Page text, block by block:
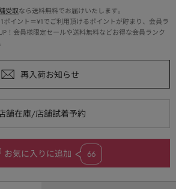
受取なら送料無料でお届けいたします。
ポイント＝¥1でご利用頂けるポイントが貯まり、会員ラ
！会員様限定セールや送料無料などお得な会員ランク
お気に入りに追加 66